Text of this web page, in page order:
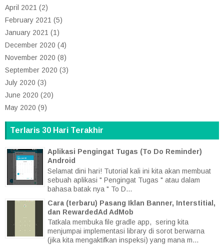
April 2021 (2)
February 2021 (5)
January 2021 (1)
December 2020 (4)
November 2020 (8)
September 2020 (3)
July 2020 (3)
June 2020 (20)
May 2020 (9)
Terlaris 30 Hari Terakhir
Aplikasi Pengingat Tugas (To Do Reminder)
Android
Selamat dini hari! Tutorial kali ini kita akan membuat
sebuah aplikasi " Pengingat Tugas " atau dalam
bahasa batak nya " To D...
Cara (terbaru) Pasang Iklan Banner, Interstitial,
dan RewardedAd AdMob
Tatkala membuka file gradle app, sering kita
menjumpai implementasi library di sorot berwarna
(jika kita mengaktifkan inspeksi) yang mana m...